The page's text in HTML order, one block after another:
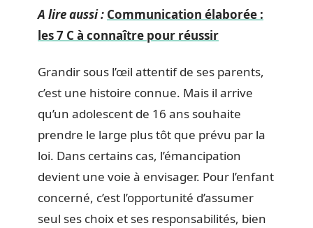
A lire aussi : Communication élaborée :
les 7 C à connaître pour réussir
Grandir sous l’œil attentif de ses parents,
c’est une histoire connue. Mais il arrive
qu’un adolescent de 16 ans souhaite
prendre le large plus tôt que prévu par la
loi. Dans certains cas, l’émancipation
devient une voie à envisager. Pour l’enfant
concerné, c’est l’opportunité d’assumer
seul ses choix et ses responsabilités, bien